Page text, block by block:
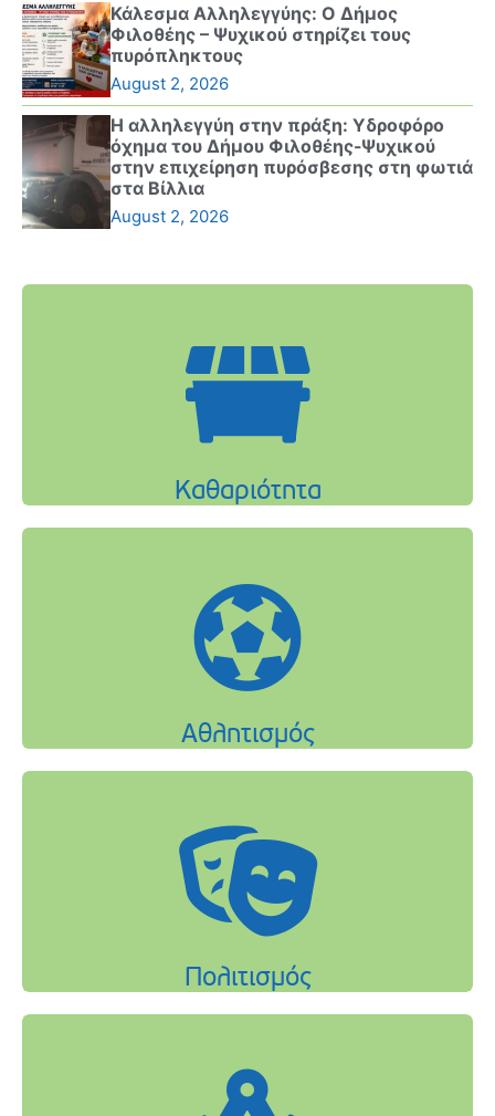
Κάλεσμα Αλληλεγγύης: Ο Δήμος
Φιλοθέης – Ψυχικού στηρίζει τους
πυρόπληκτους
August 2, 2026
Η αλληλεγγύη στην πράξη: Υδροφόρο
όχημα του Δήμου Φιλοθέης-Ψυχικού
στην επιχείρηση πυρόσβεσης στη φωτιά
στα Βίλλια
August 2, 2026